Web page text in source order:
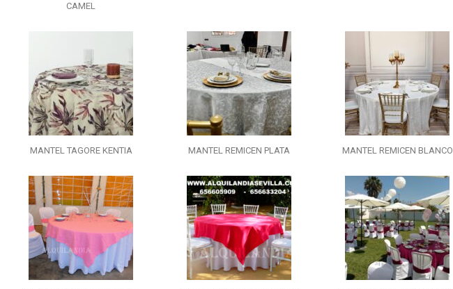
CAMEL
MANTEL TAGORE KENTIA MANTEL REMICEN PLATA MANTEL REMICEN BLANCO